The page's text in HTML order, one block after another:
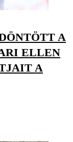
A
ELLEN
A